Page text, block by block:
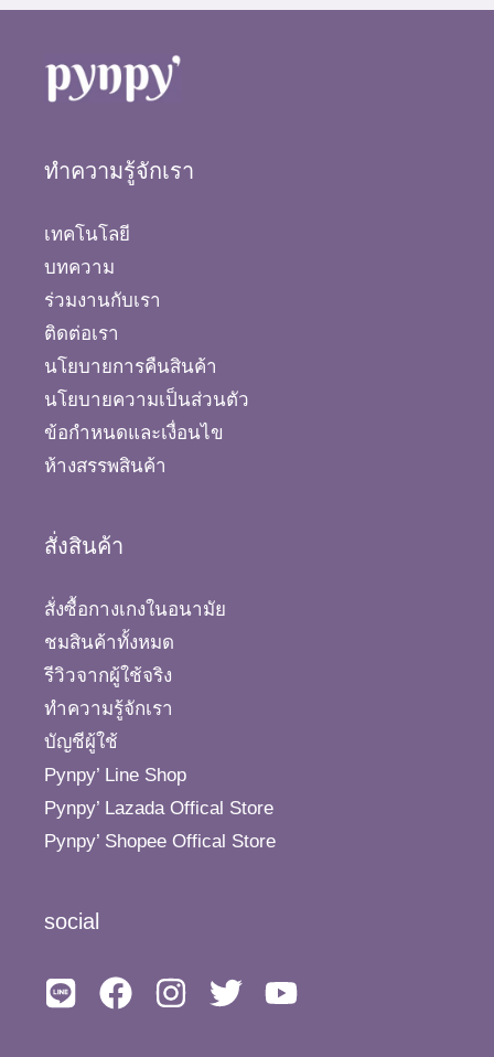
ทำความรู้จักเรา
เทคโนโลยี
บทความ
ร่วมงานกับเรา
ติดต่อเรา
นโยบายการคืนสินค้า
นโยบายความเป็นส่วนตัว
ข้อกำหนดและเงื่อนไข
ห้างสรรพสินค้า
สั่งสินค้า
สั่งซื้อกางเกงในอนามัย
ชมสินค้าทั้งหมด
รีวิวจากผู้ใช้จริง
ทำความรู้จักเรา
บัญชีผู้ใช้
Pynpy’ Line Shop
Pynpy’ Lazada Offical Store
Pynpy’ Shopee Offical Store
social